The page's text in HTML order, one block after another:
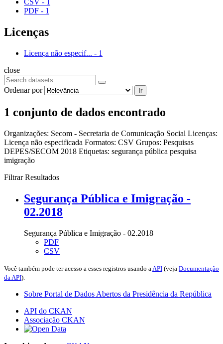
CSV - 1
PDF - 1
Licenças
Licença não especif... - 1
close
Ordenar por Ir
1 conjunto de dados encontrado
Organizações: Secom - Secretaria de Comunicação Social Licenças:
Licença não especificada Formatos: CSV Grupos: Pesquisas
DEPES/SECOM 2018 Etiquetas: segurança pública pesquisa
imigração
Filtrar Resultados
Segurança Pública e Imigração -
02.2018
Segurança Pública e Imigração - 02.2018
PDF
CSV
Você também pode ter acesso a esses registros usando a API (veja Documentação
da API).
Sobre Portal de Dados Abertos da Presidência da República
API do CKAN
Associação CKAN